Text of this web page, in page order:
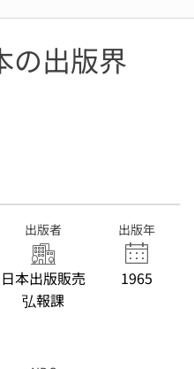
の出版界
出版者
日本出版販売
弘報課
出版年
1965